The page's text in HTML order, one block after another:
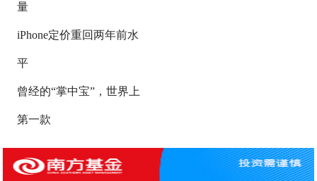
量
iPhone定价重回两年前水
平
曾经的“掌中宝”，世界上
第一款